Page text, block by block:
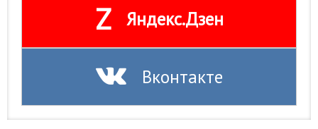
Z Яндекс.Дзен
Вконтакте